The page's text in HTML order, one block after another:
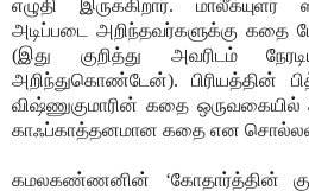
எழுதி இருக்கிறார். மாலீக்யுளர்
அடிப்படை அறிந்தவர்களுக்கு கதை
(இது குறித்து அவரிடம்
அறிந்துகொண்டேன்). பிரியத்தின்
விஷ்ணுகுமாரின் கதை
காஃப்காத்தனமான கதை என
கமலகண்ணனின் ‘கோதார்த்தின்